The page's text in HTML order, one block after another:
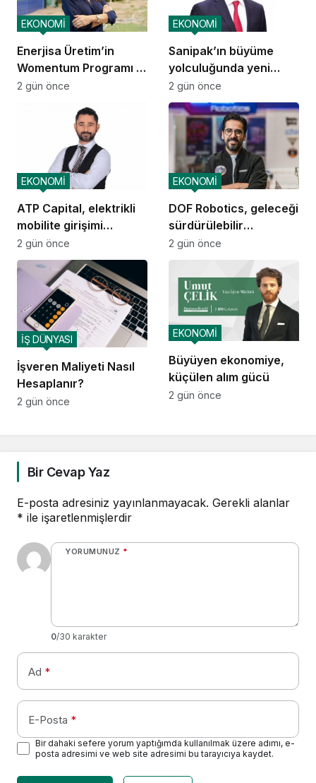
Enerjisa Üretim’in
Womentum Programı 5
yılda yaklaşık 11 bin
EKONOMİ
2 gün önce
Sanipak’ın büyüme
yolculuğunda yeni
dönem
EKONOMİ
2 gün önce
ATP Capital, elektrikli
mobilite girişimi
Voltivo’yu kuruyor
EKONOMİ
2 gün önce
DOF Robotics, geleceği
sürdürülebilir
teknolojiyle tasarlıyor
EKONOMİ
2 gün önce
İşveren Maliyeti Nasıl
Hesaplanır?
İŞ DÜNYASI
2 gün önce
Büyüyen ekonomiye,
küçülen alım gücü
EKONOMİ
2 gün önce
Bir Cevap Yaz
E-posta adresiniz yayınlanmayacak. Gerekli alanlar
* ile işaretlenmişlerdir
YORUMUNUZ *
0/30 karakter
Ad *
E-Posta *
Bir dahaki sefere yorum yaptığımda kullanılmak üzere adımı, e-
posta adresimi ve web site adresimi bu tarayıcıya kaydet.